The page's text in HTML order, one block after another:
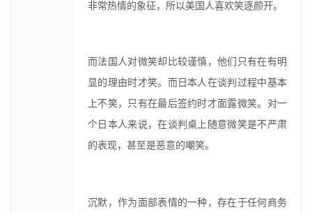
非常热情的象征，所以美国人喜欢笑逐颜开。
而法国人对微笑却比较谨慎，他们只有在有明
显的理由时才笑。而日本人在谈判过程中基本
上不笑，只有在最后签约时才面露微笑。对一
个日本人来说，在谈判桌上随意微笑是不严肃
的表现，甚至是恶意的嘲笑。
沉默，作为面部表情的一种，存在于任何商务